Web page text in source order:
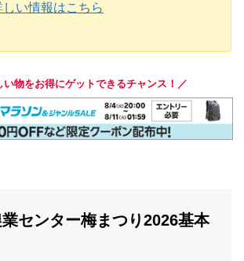
い情報はこちら
い物をお得にゲットできるチャンス！／
センター梅まつり2026基本